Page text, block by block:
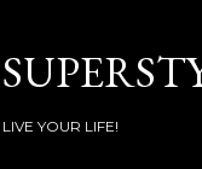
LIVE YOUR LIFE!